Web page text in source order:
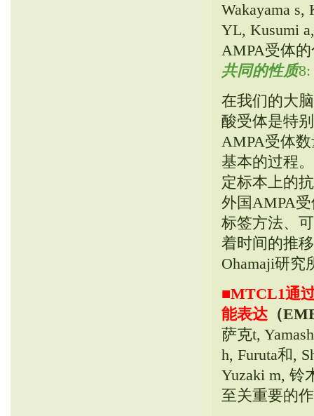
Wakayama
YL, Kusumi
AMPA受体的
共同的性质8:
在我们的大
酸受体是特
AMPA受体
基本的过程
定标本上的
外国AMPA
标签方法、
着时间的推
Ohamaji研究
■MTCL1通
能表达 （
萨克t,
h, Furuta和,
Yuzaki m, 铃
至关重要的